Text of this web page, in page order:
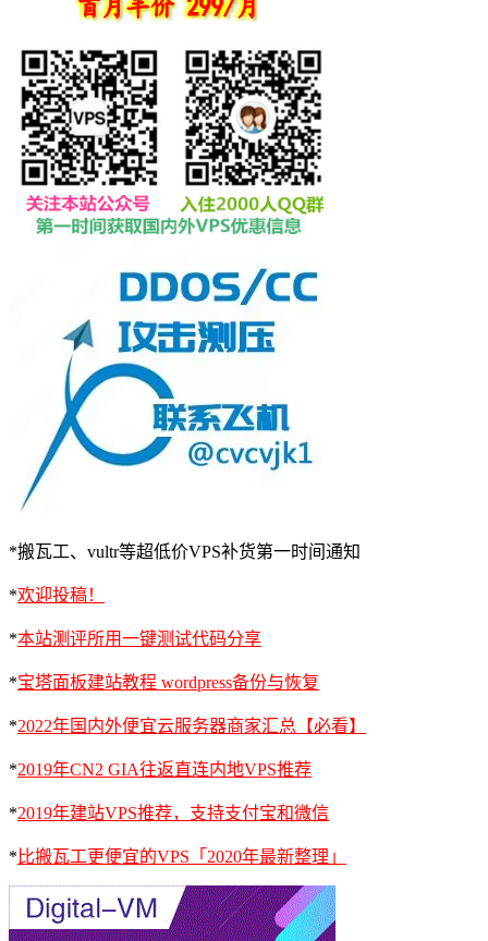
*搬瓦工、vultr等超低价VPS补货第一时间通知
*欢迎投稿！
*本站测评所用一键测试代码分享
*宝塔面板建站教程 wordpress备份与恢复
*2022年国内外便宜云服务器商家汇总【必看】
*2019年CN2 GIA往返直连内地VPS推荐
*2019年建站VPS推荐，支持支付宝和微信
* 比搬瓦工更便宜的VPS「2020年最新整理」